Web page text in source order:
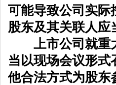
可能导致公司实际
股东及其关联人应
上市公司就重
当以现场会议形
他合法方式为股东